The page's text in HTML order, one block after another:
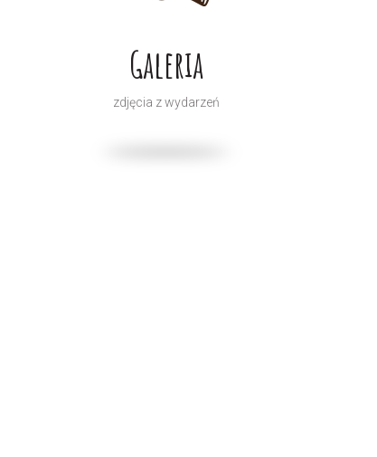
Galeria
zdjęcia z wydarzeń